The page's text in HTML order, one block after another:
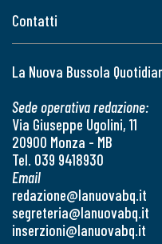
Contatti
La Nuova Bussola
Sede operativa redazione:
Via Giuseppe Ugolini, 11
20900 Monza - MB
Tel. 039 9418930
Email
redazione@lanuovabq.it
segreteria@lanuovabq.it
inserzioni@lanuovabq.it